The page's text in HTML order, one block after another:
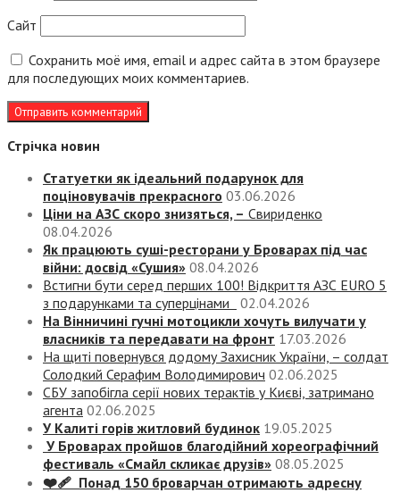
Сайт
Сохранить моё имя, email и адрес сайта в этом браузере
для последующих моих комментариев.
Стрічка новин
Статуетки як ідеальний подарунок для
поціновувачів прекрасного 03.06.2026
Ціни на АЗС скоро знизяться, – Свириденко
08.04.2026
Як працюють суші-ресторани у Броварах під час
війни: досвід «Сушия» 08.04.2026
Встигни бути серед перших 100! Відкриття АЗС EURO 5
з подарунками та суперцінами
02.04.2026
На Вінничині гучні мотоцикли хочуть вилучати у
власників та передавати на фронт 17.03.2026
На щиті повернувся додому Захисник України, – солдат
Солодкий Серафим Володимирович 02.06.2025
СБУ запобігла серії нових терактів у Києві, затримано
агента 02.06.2025
У Калиті горів житловий будинок 19.05.2025
У Броварах пройшов благодійний хореографічний
фестиваль «Смайл скликає друзів» 08.05.2025
❤️‍🩹 Понад 150 броварчан отримають адресну